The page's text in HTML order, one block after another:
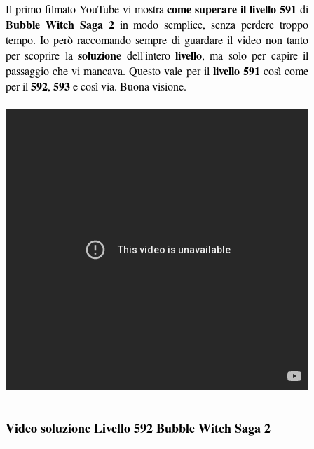
Il primo filmato YouTube vi mostracome superare il livello 591 di
Bubble Witch Saga 2in modo semplice, senza perdere troppo
tempo. Io però raccomando sempre di guardare il video non tanto
per scoprire lasoluzione dell'interolivello, ma solo per capire il
passaggio che vi mancava. Questo vale per il livello 591 così come
per il 592, 593e così via. Buona visione.
Video soluzione Livello 592 Bubble Witch Saga 2